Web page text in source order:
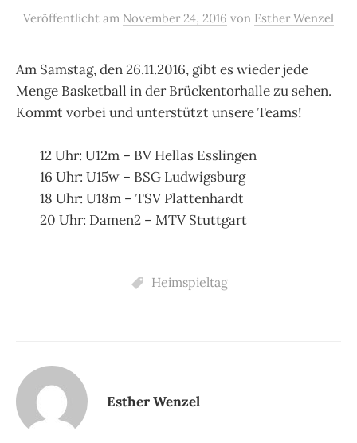
Veröffentlicht am November 24, 2016 von Esther Wenzel
Am Samstag, den 26.11.2016, gibt es wieder jede
Menge Basketball in der Brückentorhalle zu sehen.
Kommt vorbei und unterstützt unsere Teams!
12 Uhr: U12m – BV Hellas Esslingen
16 Uhr: U15w – BSG Ludwigsburg
18 Uhr: U18m – TSV Plattenhardt
20 Uhr: Damen2 – MTV Stuttgart
Heimspieltag
Esther Wenzel